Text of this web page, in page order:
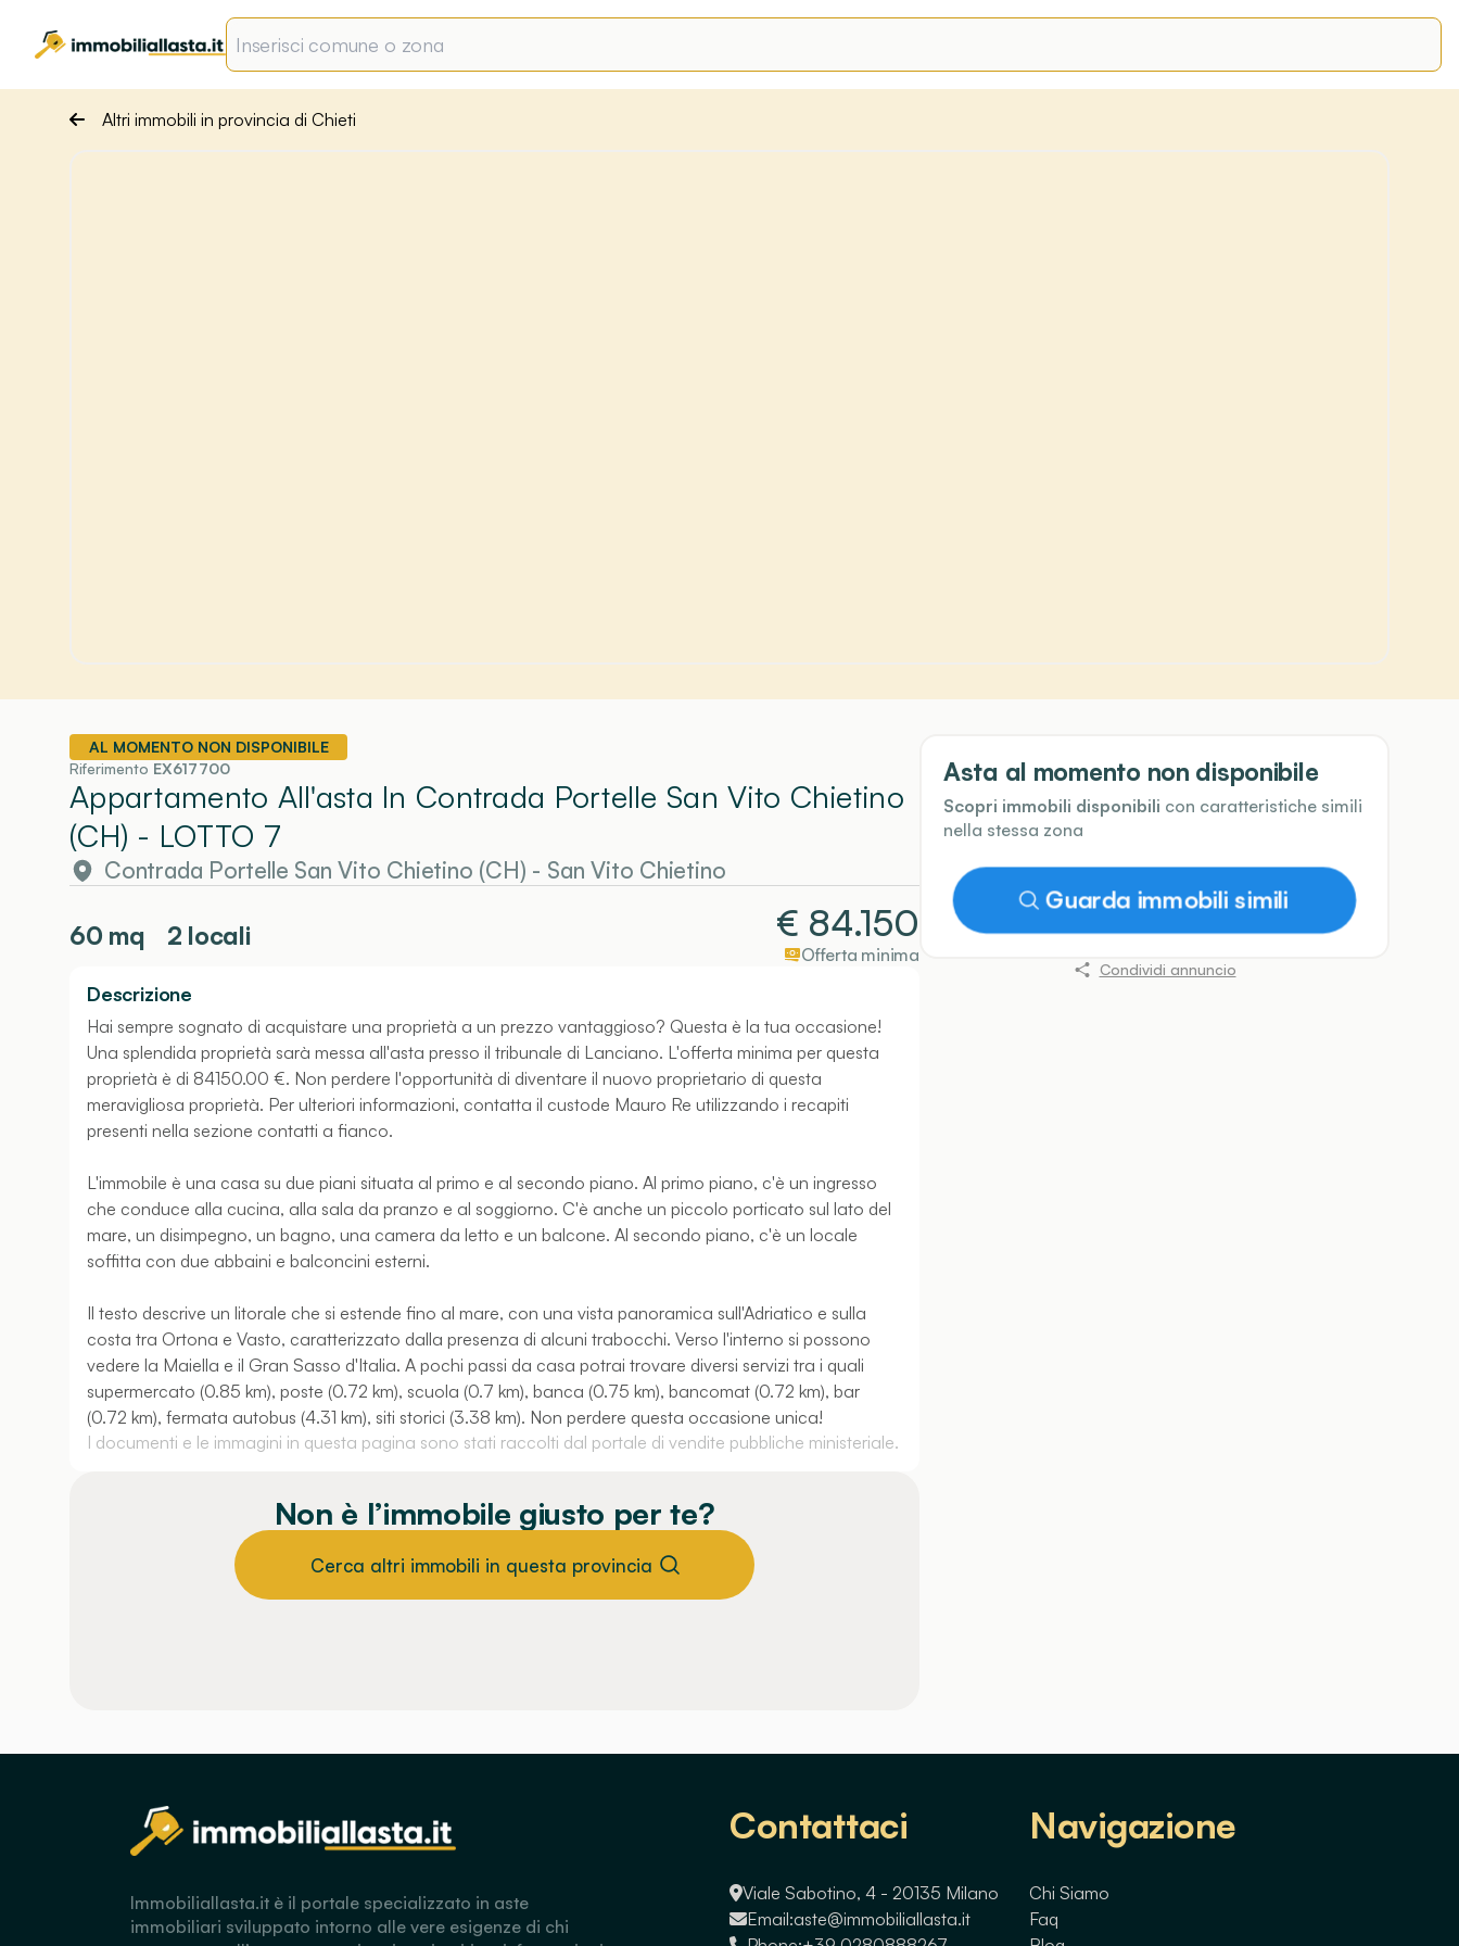
Altri immobili in provincia di Chieti
AL MOMENTO NON DISPONIBILE
Riferimento EX617700
Appartamento All'asta In Contrada Portelle San Vito Chietino
(CH) - LOTTO 7
Contrada Portelle San Vito Chietino (CH) - San Vito Chietino
60 mq 2 locali € 84.150
Offerta minima
Descrizione
Hai sempre sognato di acquistare una proprietà a un prezzo vantaggioso? Questa è la tua occasione!
Una splendida proprietà sarà messa all'asta presso il tribunale di Lanciano. L'offerta minima per questa
proprietà è di 84150.00 €. Non perdere l'opportunità di diventare il nuovo proprietario di questa
meravigliosa proprietà. Per ulteriori informazioni, contatta il custode Mauro Re utilizzando i recapiti
presenti nella sezione contatti a fianco.
L'immobile è una casa su due piani situata al primo e al secondo piano. Al primo piano, c'è un ingresso
che conduce alla cucina, alla sala da pranzo e al soggiorno. C'è anche un piccolo porticato sul lato del
mare, un disimpegno, un bagno, una camera da letto e un balcone. Al secondo piano, c'è un locale
soffitta con due abbaini e balconcini esterni.
Il testo descrive un litorale che si estende fino al mare, con una vista panoramica sull'Adriatico e sulla
costa tra Ortona e Vasto, caratterizzato dalla presenza di alcuni trabocchi. Verso l'interno si possono
vedere la Maiella e il Gran Sasso d'Italia. A pochi passi da casa potrai trovare diversi servizi tra i quali
supermercato (0.85 km), poste (0.72 km), scuola (0.7 km), banca (0.75 km), bancomat (0.72 km), bar
(0.72 km), fermata autobus (4.31 km), siti storici (3.38 km). Non perdere questa occasione unica!
I documenti e le immagini in questa pagina sono stati raccolti dal portale di vendite pubbliche ministeriale.
Non è l’immobile giusto per te?
Cerca altri immobili in questa provincia
Asta al momento non disponibile
Scopri immobili disponibili con caratteristiche simili
nella stessa zona
Guarda immobili simili
Condividi annuncio
Immobiliallasta.it è il portale specializzato in aste
immobiliari sviluppato intorno alle vere esigenze di chi
Contattaci
Viale Sabotino, 4 - 20135 Milano
Email:aste@immobiliallasta.it
Navigazione
Chi Siamo
Faq